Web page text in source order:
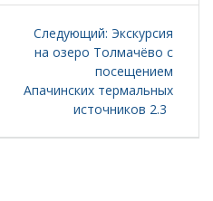
Следующий: Следующая
запись:
Экскурсия
на озеро Толмачёво с
посещением
Апачинских термальных
источников 2.3